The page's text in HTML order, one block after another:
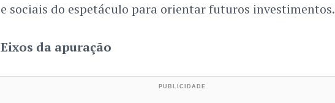
e sociais do espetáculo para orientar futuros investimentos.
Eixos da apuração